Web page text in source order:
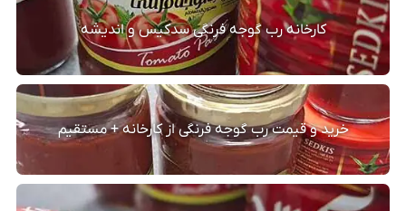
کارخانه رب گوجه فرنگی سدکیس و اندیشه
خرید و قیمت رب گوجه فرنگی از کارخانه + مستقیم